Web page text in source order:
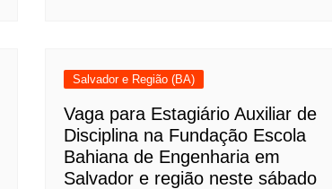
Salvador e Região (BA)
Vaga para Estagiário Auxiliar de
Disciplina na Fundação Escola
Bahiana de Engenharia em
Salvador e região neste sábado